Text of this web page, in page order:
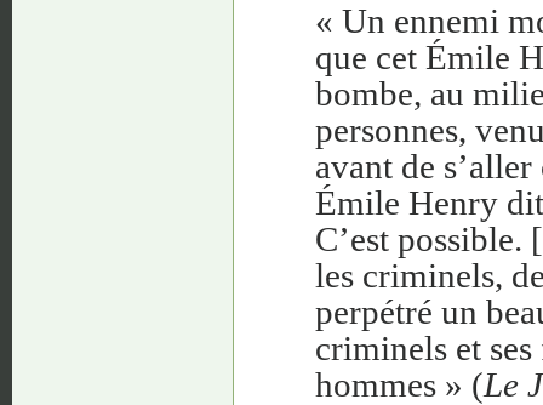
« Un ennemi
que cet Émile
bombe, au
personnes,
avant de
Émile Henry
C’est
les criminels,
perpétré un
criminels et
hommes » (Le